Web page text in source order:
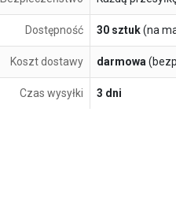
Dostępność 30 sztuk(na
Koszt dostawy darmowa
Czas wysyłki 3 dni